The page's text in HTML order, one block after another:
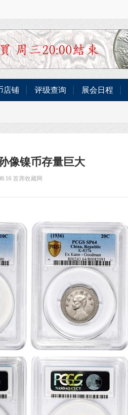
店铺 评级查询 展会日程
像镍币存量巨大
首席收藏网